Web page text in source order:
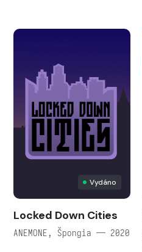
Vydáno
Locked Down Cities
ANEMONE, Špongia — 2020